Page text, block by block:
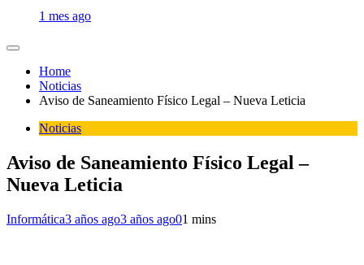
1 mes ago
Home
Noticias
Aviso de Saneamiento Físico Legal – Nueva Leticia
Noticias
Aviso de Saneamiento Físico Legal –
Nueva Leticia
Informática3 años ago3 años ago01 mins